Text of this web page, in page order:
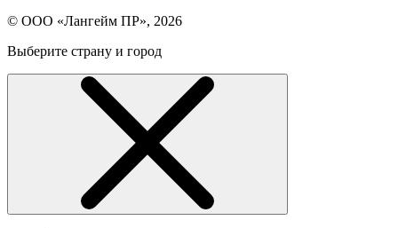
© ООО «Лангейм ПР», 2026
Выберите страну и город